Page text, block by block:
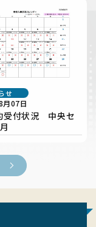
せ
07日
受付状況 中央セ